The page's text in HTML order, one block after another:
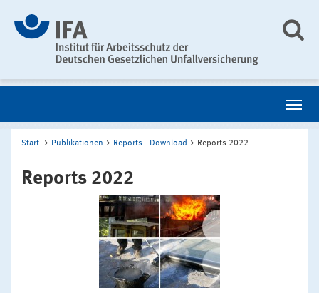
Start Publikationen Reports - Download Reports 2022
Reports 2022